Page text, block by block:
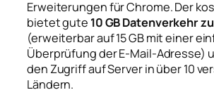
Erweiterungen für Chrome. Der
bietet gute 10 GB Datenverkehr
(erweiterbar auf 15 GB mit einer
Überprüfung der E-Mail-Adresse)
den Zugriff auf Server in über 10
Ländern.